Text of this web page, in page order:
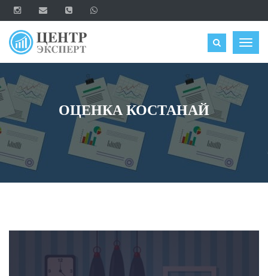
ОЦЕНИТЬ
ОЦЕНКА КОСТАНАЙ